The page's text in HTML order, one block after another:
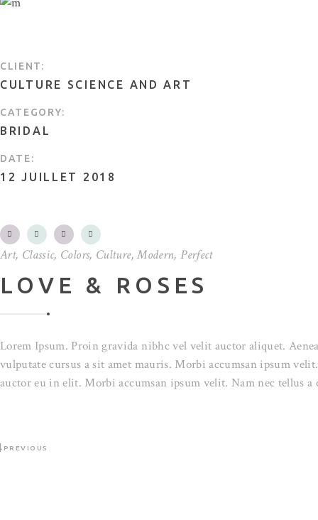
CLIENT:
CULTURE SCIENCE AND ART
CATEGORY:
BRIDAL
DATE:
12 JUILLET 2018
Art, Classic, Colors, Culture,Modern, Perfect
LOVE & ROSES
Lorem Ipsum. Proin gravida nibhc vel velit auctor aliquet.
vulputate cursus a sit amet mauris. Morbi accumsan ipsum
auctor eu in elit. Morbi accumsan ipsum velit. Nam nec tellus
PREVIOUS